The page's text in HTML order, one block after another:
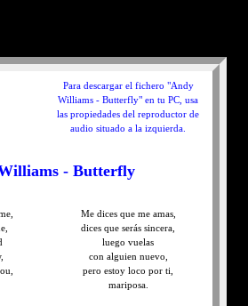
Para descargar el fichero "Andy
Williams - Butterfly" en tu PC, usa
las propiedades del reproductor de
audio situado a la izquierda.
- Butterfly
Me dices que me amas,
dices que serás sincera,
luego vuelas
con alguien nuevo,
pero estoy loco por ti,
mariposa.